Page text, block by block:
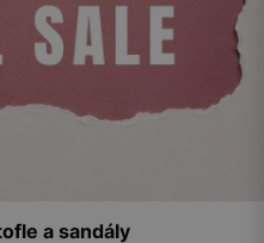
a sandály